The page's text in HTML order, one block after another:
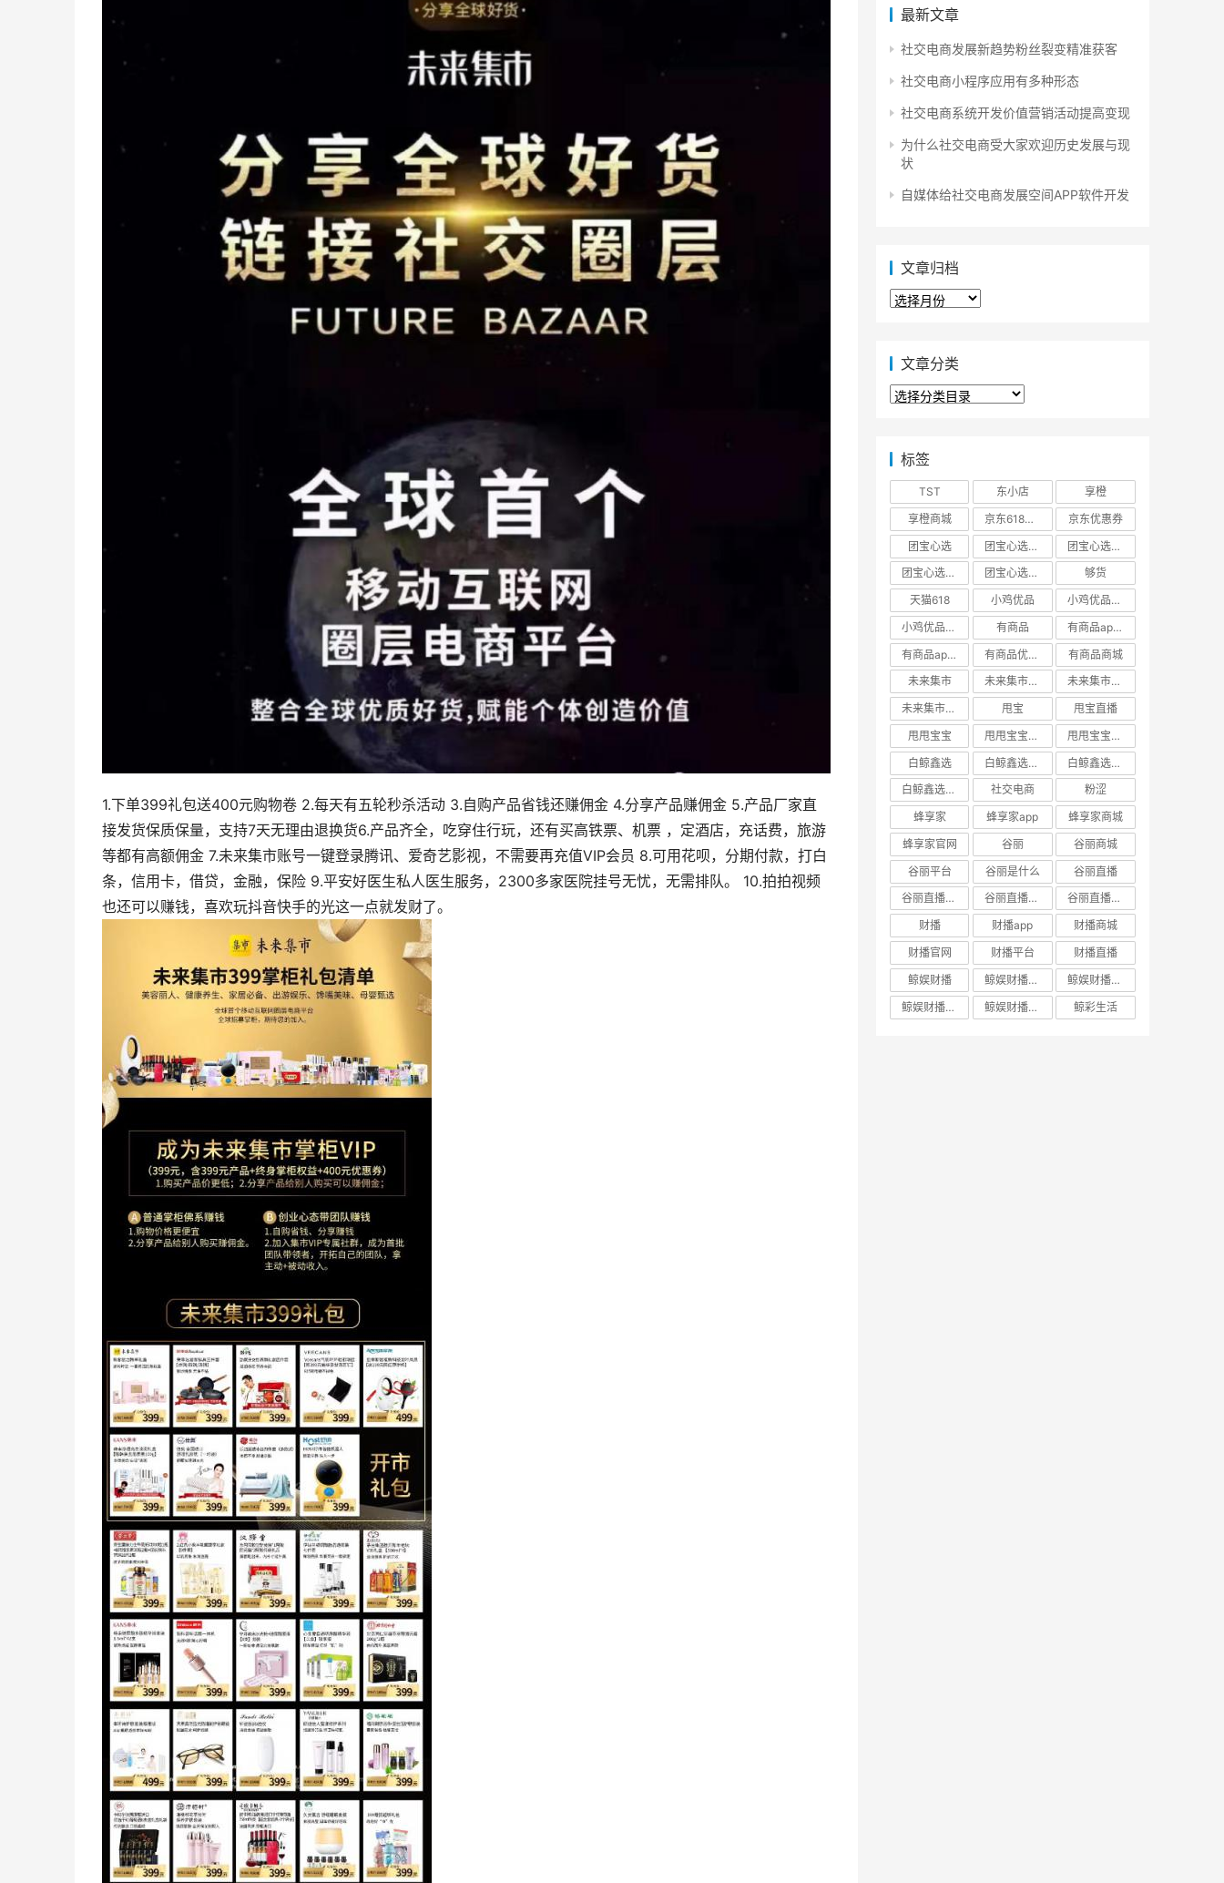
1.下单399礼包送400元购物卷 2.每天有五轮秒杀活动 3.自购产品省钱还赚佣金 4.分享产品赚佣金 5.产品厂家直
接发货保质保量，支持7天无理由退换货6.产品齐全，吃穿住行玩，还有买高铁票、机票 ，定酒店，充话费，旅游
等都有高额佣金 7.未来集市账号一键登录腾讯、爱奇艺影视，不需要再充值VIP会员 8.可用花呗，分期付款，打白
条，信用卡，借贷，金融，保险 9.平安好医生私人医生服务，2300多家医院挂号无忧，无需排队。 10.拍拍视频
也还可以赚钱，喜欢玩抖音快手的光这一点就发财了。
最新文章
社交电商发展新趋势粉丝裂变精准获客
社交电商小程序应用有多种形态
社交电商系统开发价值营销活动提高变现
为什么社交电商受大家欢迎历史发展与现
状
自媒体给社交电商发展空间APP软件开发
文章归档
文
文章分类
文
标签
TST 东小店
享橙
享橙商城
京东618大促优惠券
京东优惠券
团宝心选
团宝心选商城
团宝心选官方网站
团宝心选官网
团宝心选小程序
够货
天猫618
小鸡优品
小鸡优品商城
小鸡优品官网
有商品
有商品app下载
有商品app邀请码
有商品优惠券
有商品商城
未来集市
未来集市app
未来集市商城
未来集市邀请码
甩宝
甩宝直播
甩甩宝宝
甩甩宝宝商城
甩甩宝宝直播
白鲸鑫选
白鲸鑫选APP
白鲸鑫选商城
白鲸鑫选官网
社交电商
粉涩
蜂享家
蜂享家app
蜂享家商城
蜂享家官网
谷丽
谷丽商城
谷丽平台
谷丽是什么
谷丽直播
谷丽直播官网
谷丽直播平台
谷丽直播怎么加入
财播
财播app
财播商城
财播官网
财播平台
财播直播
鲸娱财播
鲸娱财播app
鲸娱财播商城
鲸娱财播官网
鲸娱财播直播 鲸彩生活